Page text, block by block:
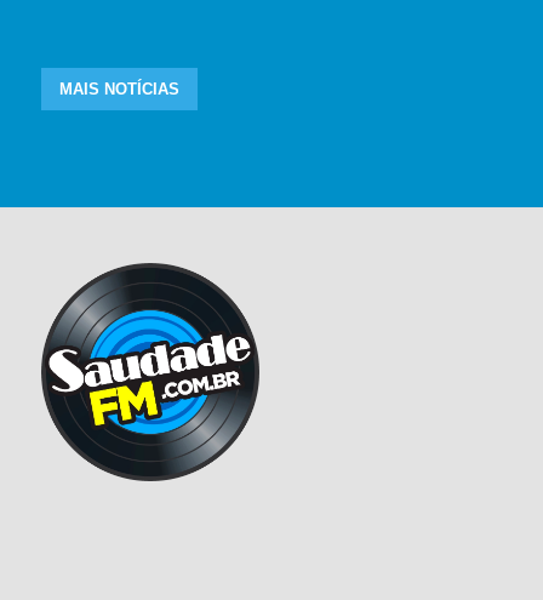
MAIS NOTÍCIAS